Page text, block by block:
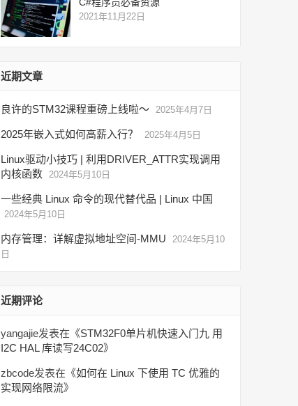
2021年11月22日
近期文章
良许的STM32课程重磅上线啦～ 2025年4月7日
2025年嵌入式如何高薪入行？ 2025年4月5日
Linux驱动小技巧 | 利用DRIVER_ATTR实现调用
内核函数 2024年5月10日
一些经典 Linux 命令的现代替代品 | Linux 中国
2024年5月10日
内存管理：详解虚拟地址空间-MMU
2024年5月10
日
近期评论
yangajie发表在《STM32F0单片机快速入门九 用
I2C HAL 库读写24C02》
zbcode发表在《如何在 Linux 下使用 TC 优雅的
实现网络限流》